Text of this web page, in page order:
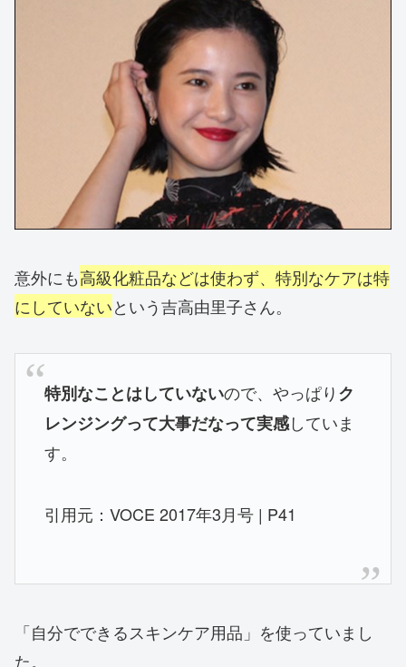
意外にも高級化粧品などは使わず、特別なケアは特
にしていないという吉高由里子さん。
特別なことはしていないので、やっぱりク
レンジングって大事だなって実感していま
す。
引用元：VOCE 2017年3月号 | P41
「自分でできるスキンケア用品」を使っていまし
た。